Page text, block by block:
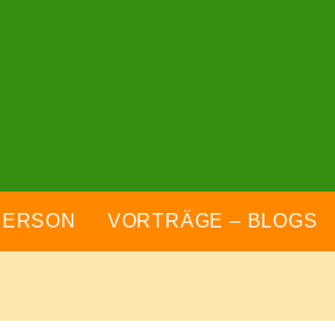
VORTRÄGE – BLOGS